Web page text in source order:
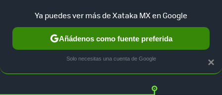
Twitter
×
Ya puedes ver más de Xataka MX en Google
Añádenos como fuente preferida
Solo necesitas una cuenta de Google